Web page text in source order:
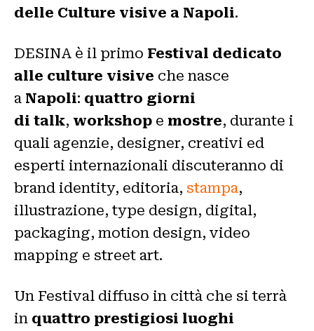
delle Culture visive a Napoli.
DESINA è il primo Festival dedicato
alle culture visive che nasce
a Napoli: quattro giorni
di talk, workshop e mostre, durante i
quali agenzie, designer, creativi ed
esperti internazionali discuteranno di
brand identity, editoria, stampa,
illustrazione, type design, digital,
packaging, motion design, video
mapping e street art.
Un Festival diffuso in città che si terrà
in quattro prestigiosi luoghi